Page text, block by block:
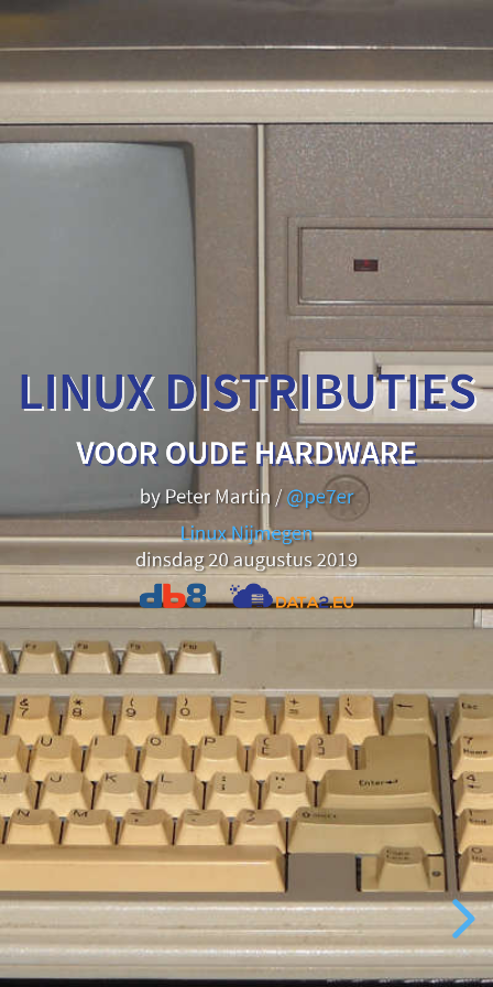
LINUX DISTRIBUTIES
VOOR OUDE HARDWARE
by Peter Martin /@pe7er
Linux Nijmegen
dinsdag 20 augustus 2019
Linux
distributies
voor
oude
hardware
@pe7er
Linux
Nijmegen
dinsdag
20
augustus
2019